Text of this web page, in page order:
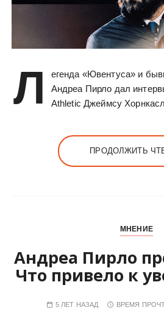
Л
егенда «Ювентуса» и
Андреа Пирло дал
Athletic Джеймсу
ПРОДОЛЖИТЬ
МНЕНИЕ
Андреа Пирло
Что привело к
5 ЛЕТ НАЗАД ВРЕМЯ